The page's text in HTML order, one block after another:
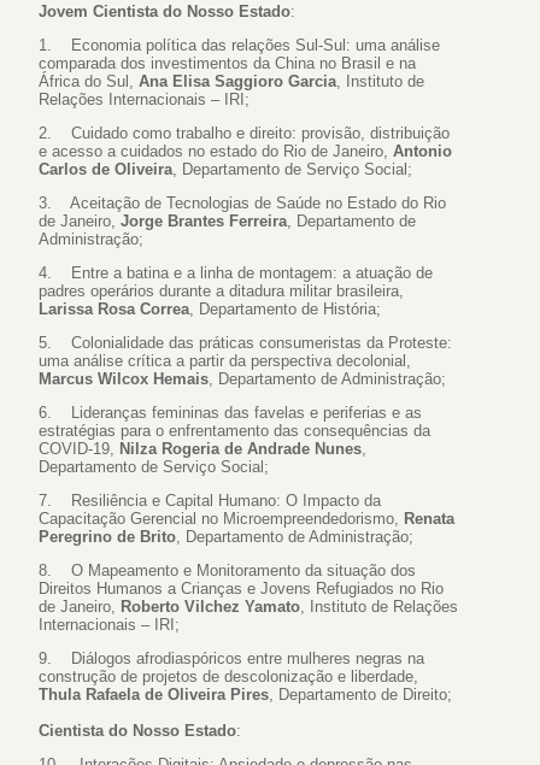
Jovem Cientista do Nosso Estado:
1. Economia política das relações Sul-Sul: uma análise
comparada dos investimentos da China no Brasil e na
África do Sul, Ana Elisa Saggioro Garcia , Instituto de
Relações Internacionais – IRI;
2. Cuidado como trabalho e direito: provisão, distribuição
e acesso a cuidados no estado do Rio de Janeiro, Antonio
Carlos de Oliveira , Departamento de Serviço Social;
3. Aceitação de Tecnologias de Saúde no Estado do Rio
de Janeiro, Jorge Brantes Ferreira , Departamento de
Administração;
4. Entre a batina e a linha de montagem: a atuação de
padres operários durante a ditadura militar brasileira,
Larissa Rosa Correa , Departamento de História;
5. Colonialidade das práticas consumeristas da Proteste:
uma análise crítica a partir da perspectiva decolonial,
Marcus Wilcox Hemais , Departamento de Administração;
6. Lideranças femininas das favelas e periferias e as
estratégias para o enfrentamento das consequências da
COVID-19,
Nilza Rogeria de Andrade Nunes
Departamento de Serviço Social;
7. Resiliência e Capital Humano: O Impacto da
Capacitação Gerencial no Microempreendedorismo,
Renata
Peregrino de Brito , Departamento de Administração;
8. O Mapeamento e Monitoramento da situação dos
Direitos Humanos a Crianças e Jovens Refugiados no Rio
de Janeiro,
Roberto Vilchez Yamato , Instituto de Relações
Internacionais – IRI;
9. Diálogos afrodiaspóricos entre mulheres negras na
construção de projetos de descolonização e liberdade,
Thula Rafaela de Oliveira Pires , Departamento de Direito;
Cientista do Nosso Estado: